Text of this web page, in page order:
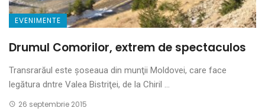
EVENIMENTE
Drumul Comorilor, extrem de spectaculos
Transrarăul este șoseaua din munţii Moldovei, care face
legătura dntre Valea Bistriţei, de la Chiril ...
26 septembrie 2015